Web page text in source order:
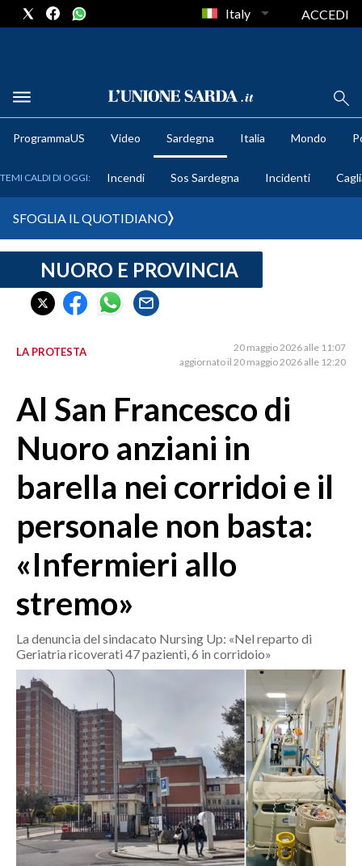
METEO
CRONACA SARDEGNA
CAGLIARI
SULCIS IGLESIENTE
SASSARI E PROVINCIA
GALLURA
OGLIASTRA
CRONACA
ITALIA
MONDO
POLITICA
ECONOMIA
SERVIZI ALLE IMPRESE
LAVORO
BANDI
SPORT IN SARDEGNA
SPORT
Italy ACCEDI
ProgrammaUS Video Sardegna Italia Mondo
TEMI CALDI DI OGGI: Incendi Sos Sardegna Incidenti
SFOGLIA IL QUOTIDIANO
NUORO E PROVINCIA
LA PROTESTA
20 maggio 2026 alle 11:07
aggiornato il 20 maggio 2026 alle 12:20
Al San Francesco di
Nuoro anziani in
barella nei corridoi e il
personale non basta:
«Infermieri allo
stremo»
La denuncia del sindacato Nursing Up: «Nel reparto di
Geriatria ricoverati 47 pazienti, 6 in corridoio»